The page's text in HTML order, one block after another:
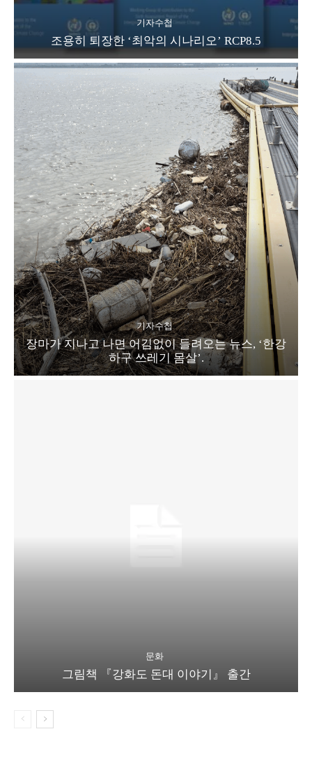
기자수첩
조용히 퇴장한 ‘최악의 시나리오’ RCP8.5
기자수첩
장마가 지나고 나면 어김없이 들려오는 뉴스, ‘한강
하구 쓰레기 몸살’.
문화
그림책 『강화도 돈대 이야기』 출간